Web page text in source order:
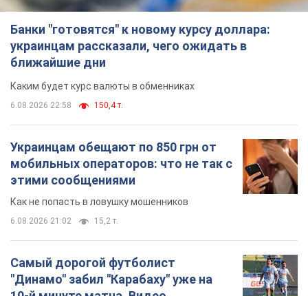
Украинцам обещают по 850 грн от
мобильных операторов: что не так с
этими сообщениями
Как не попасть в ловушку мошенников
6.08.2026 21:02 15,2 т.
Самый дорогой футболист
"Динамо" забил "Карабаху" уже на
10-й минуте матча. Видео
Поединок проходит в Польше
6.08.2026 20:48 6,5 т.